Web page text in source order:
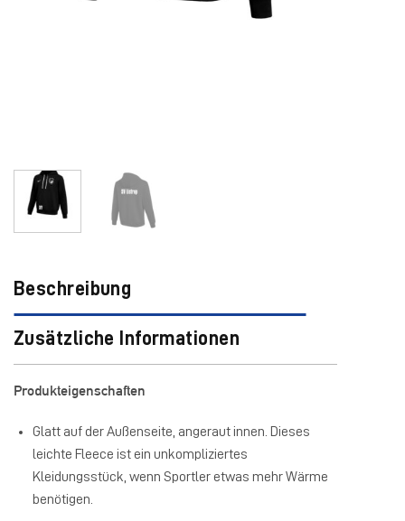
Beschreibung
Zusätzliche Informationen
Produkteigenschaften
Glatt auf der Außenseite, angeraut innen. Dieses
leichte Fleece ist ein unkompliziertes
Kleidungsstück, wenn Sportler etwas mehr Wärme
benötigen.